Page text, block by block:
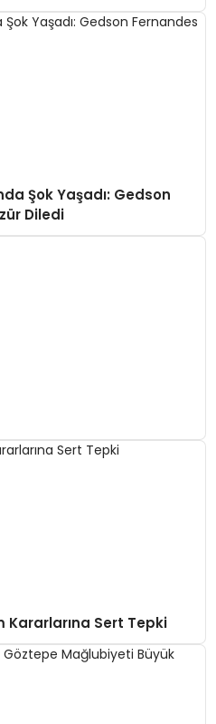
Şok Yaşadı: Gedson
Diledi
Kararlarına Sert Tepki